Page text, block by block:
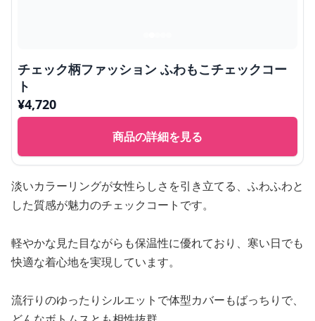
チェック柄ファッション ふわもこチェックコー
ト
¥4,720
商品の詳細を見る
淡いカラーリングが女性らしさを引き立てる、ふわふわと
した質感が魅力のチェックコートです。
軽やかな見た目ながらも保温性に優れており、寒い日でも
快適な着心地を実現しています。
流行りのゆったりシルエットで体型カバーもばっちりで、